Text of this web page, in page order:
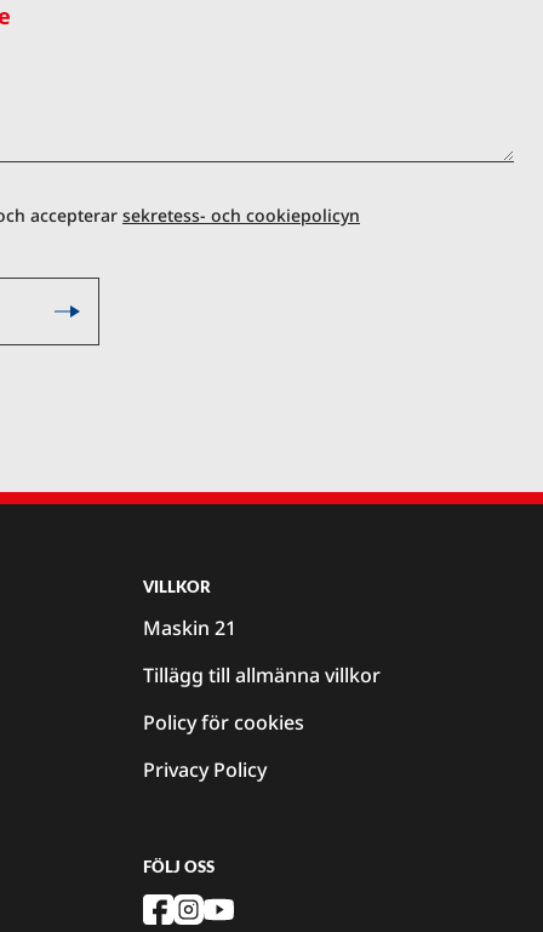
accepterar sekretess- och cookiepolicyn
VILLKOR
Maskin 21
Tillägg till allmänna villkor
Policy för cookies
Privacy Policy
FÖLJ OSS